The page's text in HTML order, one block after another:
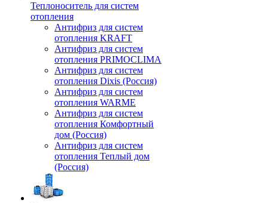
Теплоноситель для систем
отопления
Антифриз для систем
отопления KRAFT
Антифриз для систем
отопления PRIMOCLIMA
Антифриз для систем
отопления Dixis (Россия)
Антифриз для систем
отопления WARME
Антифриз для систем
отопления Комфортный
дом (Россия)
Антифриз для систем
отопления Теплый дом
(Россия)